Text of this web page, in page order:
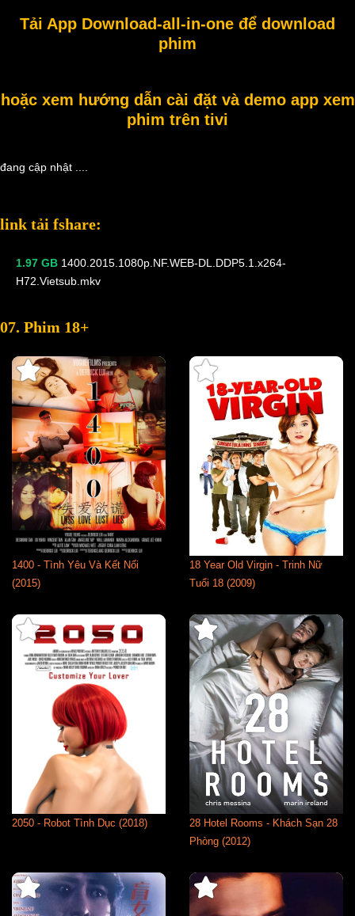
Tải App Download-all-in-one để download
phim
hoặc xem hướng dẫn cài đặt và demo app xem
phim trên tivi
đang cập nhật ....
link tải fshare:
1.97 GB1400.2015.1080p.NF.WEB-DL.DDP5.1.x264-
H72.Vietsub.mkv
07. Phim 18+
1400 - Tình Yêu Và Kết Nối
(2015)
18 Year Old Virgin - Trinh Nữ
Tuổi 18 (2009)
2050 - Robot Tình Dục (2018)
28 Hotel Rooms - Khách Sạn 28
Phòng (2012)